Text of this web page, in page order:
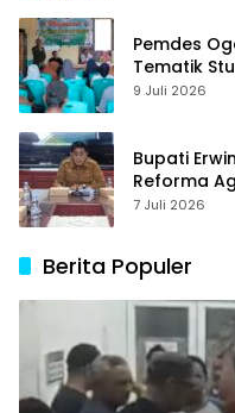
Pemdes
Tematik
9 Juli 2026
Bupati
Reforma
Tanah bagi
7 Juli 2026
Berita Populer